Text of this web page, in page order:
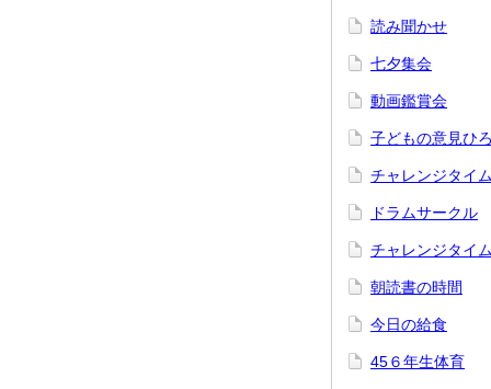
読み聞かせ
七夕集会
動画鑑賞会
子どもの意見ひ
チャレンジタイム
ドラムサークル
チャレンジタイム
朝読書の時間
今日の給食
45６年生体育